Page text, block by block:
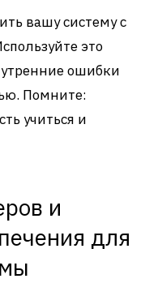
вашу систему с
это
ошибки
Помните:
учиться и
и
для